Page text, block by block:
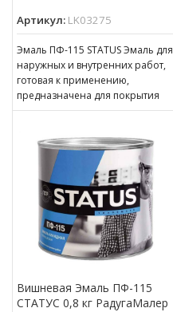
Артикул: LK03275
Эмаль ПФ-115 STATUS Эмаль для
наружных и внутренних работ,
готовая к применению,
предназначена для покрытия
металлических, деревянных,
Вишневая Эмаль ПФ-115
СТАТУС 0,8 кг РадугаМалер